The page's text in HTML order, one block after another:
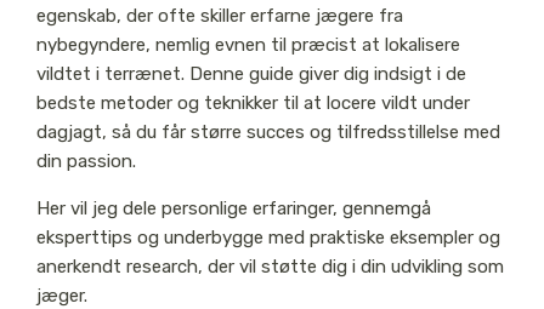
egenskab, der ofte skiller erfarne jægere fra
nybegyndere, nemlig evnen til præcist at lokalisere
vildtet i terrænet. Denne guide giver dig indsigt i de
bedste metoder og teknikker til at locere vildt under
dagjagt, så du får større succes og tilfredsstillelse med
din passion.
Her vil jeg dele personlige erfaringer, gennemgå
eksperttips og underbygge med praktiske eksempler og
anerkendt research, der vil støtte dig i din udvikling som
jæger.